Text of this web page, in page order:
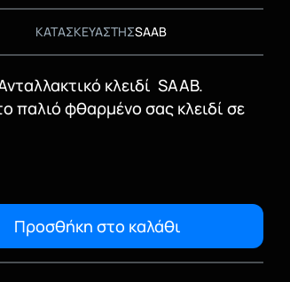
ΚΑΤΑΣΚΕΥΑΣΤΗΣSAAB
κλειδί SAAB.
παλιό φθαρμένο σας κλειδί σε
Προσθήκη στο καλάθι